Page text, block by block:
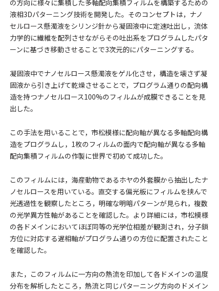
の方向に様々に集積した多軸配向集積フィルムを構築するための
液相3Dパターニング技術を開発した。そのコンセプトは，ナノ
セルロース懸濁液をシリンジ針から凝固液中に定速吐出し，流体
力学的に繊維を配列させながらその吐出系をプログラムしたパタ
ーンに基づき移動させることで3次元的にパターニングする。
凝固液中でナノセルロース懸濁液をゲル化させ，構造を壊さず凝
固液から引き上げて乾燥させることで，プログラム通りの配向構
造を持つナノセルロース100%のフィルムが成膜できることを見
出した。
この手法を用いることで，市松模様に配向軸が異なる多軸配向構
造をプログラムし，1枚のフィルムの面内で配向軸が異なる多軸
配向集積フィルムの作製に世界で初めて成功した。
このフィルムには，海産動物であるホヤの外套膜から抽出したナ
ノセルロースを用いている。直交する偏光板にフィルムを挟んで
光透過性を観察したところ，明確な明暗パターンが見られ，複数
の光学異方性軸があることを確認した。より詳細には，市松模様
の各ドメインにおいてほぼ同等の光学位相差が観測され，分子鎖
方位に対応する遅相軸がプログラム通りの方位に配置されたこと
を確認した。
また，このフィルムに一方向の熱流を印加して各ドメインの温度
分布を解析したところ，熱流と同じパターニング方向のドメイン